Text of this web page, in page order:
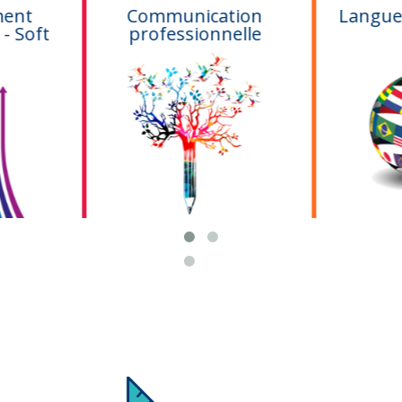
Communication
professionnelle
Langues